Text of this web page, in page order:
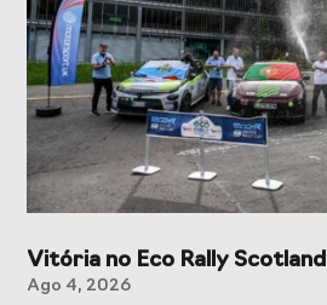
Vitória no Eco Rally Scotland
Ago 4, 2026